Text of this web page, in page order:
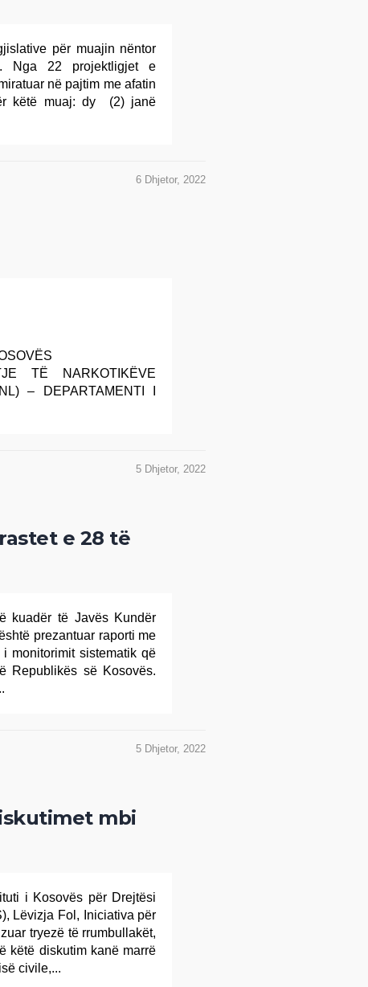
për muajin nëntor
Nga 22 projektligjet e
në pajtim me afatin
këtë muaj: dy (2) janë
6 Dhjetor, 2022
TË NARKOTIKËVE
– DEPARTAMENTI I
5 Dhjetor, 2022
e 28 të
kuadër të Javës Kundër
prezantuar raporti me
monitorimit sistematik që
Republikës së Kosovës.
5 Dhjetor, 2022
mbi
i Kosovës për Drejtësi
Lëvizja Fol, Iniciativa për
tryezë të rrumbullakët,
këtë diskutim kanë marrë
civile,...